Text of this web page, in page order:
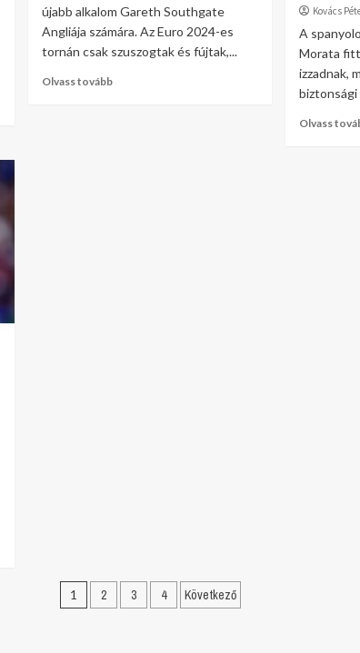
újabb alkalom Gareth Southgate
Angliája számára. Az Euro 2024-es
tornán csak szuszogtak és fújtak,...
Olvass tovább
Kovács
A
Morata
izzadnak,
biztonsági
Olvass
Bejegyzések
1 2 3 4 Következő